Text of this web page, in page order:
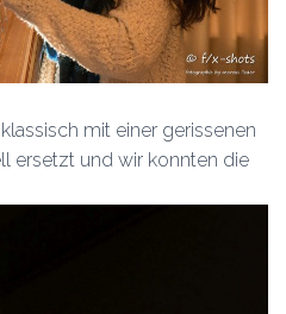
mit einer gerissenen
ersetzt und wir konnten die